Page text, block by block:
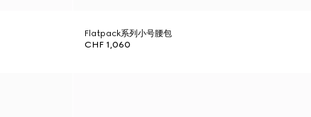
Flatpack系列小号腰包
CHF 1,060